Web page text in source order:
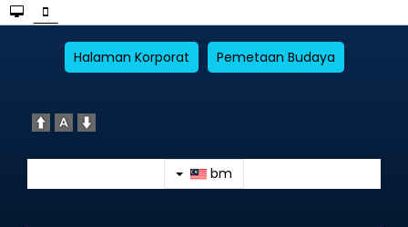
Halaman Korporat Pemetaan Budaya
bm